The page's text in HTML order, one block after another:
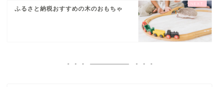
ふるさと納税おすすめの木のおもちゃ